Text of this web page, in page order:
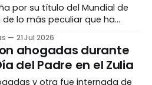
por su título del Mundial de
lo más peculiar que ha
con una gorra de los Leones
El periodista
explicó en
21 Jul 2026
ahogadas durante
del Padre en el Zulia
y otra fue internada de